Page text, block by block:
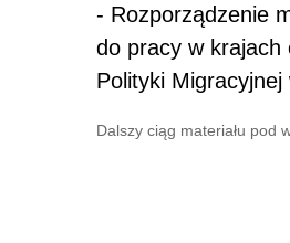
- Rozporządzenie
do pracy w krajach
Polityki
Dalszy ciąg materiału pod